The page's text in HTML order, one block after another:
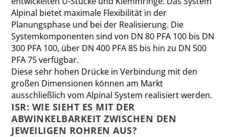
Alpinal bietet maximale Flexibilität in der
Planungsphase und bei der Realisierung. Die
Systemkomponenten sind von DN 80 PFA 100 bis DN
300 PFA 100, über DN 400 PFA 85 bis hin zu DN 500
PFA 75 verfügbar.
Diese sehr hohen Drücke in Verbindung mit den
großen Dimensionen können am Markt
ausschließlich vom Alpinal System realisiert werden.
ISR: WIE SIEHT ES MIT DER
ABWINKELBARKEIT ZWISCHEN DEN
JEWEILIGEN ROHREN AUS?